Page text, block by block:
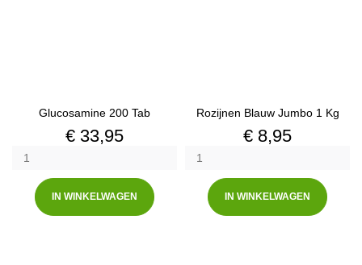
Glucosamine 200 Tab
Prijs
€ 33,95
IN WINKELWAGEN
Rozijnen Blauw Jumbo 1 Kg
Prijs
€ 8,95
IN WINKELWAGEN